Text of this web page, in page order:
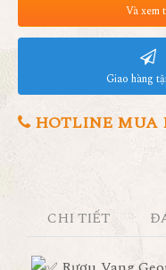
Và xem
Giao hàng
HOTLINE MUA
CHI TIẾT